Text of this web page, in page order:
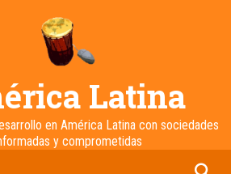
Latina
en América Latina con sociedades
y comprometidas